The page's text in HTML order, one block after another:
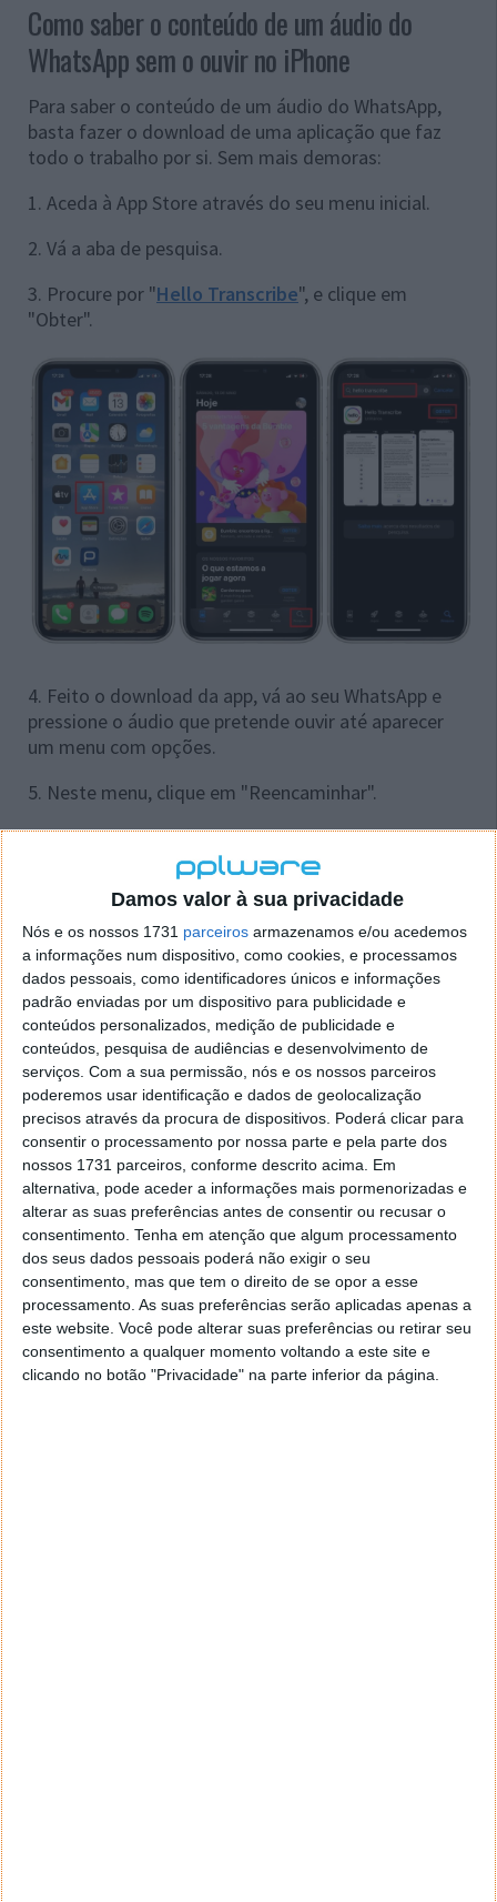
Damos valor à sua privacidade
Nós e os nossos 1731 parceiros armazenamos e/ou acedemos
a informações num dispositivo, como cookies, e processamos
dados pessoais, como identificadores únicos e informações
padrão enviadas por um dispositivo para publicidade e
conteúdos personalizados, medição de publicidade e
conteúdos, pesquisa de audiências e desenvolvimento de
serviços. Com a sua permissão, nós e os nossos parceiros
poderemos usar identificação e dados de geolocalização
precisos através da procura de dispositivos. Poderá clicar para
consentir o processamento por nossa parte e pela parte dos
nossos 1731 parceiros, conforme descrito acima. Em
alternativa, pode aceder a informações mais pormenorizadas e
alterar as suas preferências antes de consentir ou recusar o
consentimento. Tenha em atenção que algum processamento
dos seus dados pessoais poderá não exigir o seu
consentimento, mas que tem o direito de se opor a esse
processamento. As suas preferências serão aplicadas apenas a
este website. Você pode alterar suas preferências ou retirar seu
consentimento a qualquer momento voltando a este site e
clicando no botão "Privacidade" na parte inferior da página.
Como saber o conteúdo de um áudio do
WhatsApp sem o ouvir no iPhone
Para saber o conteúdo de um áudio do WhatsApp,
basta fazer o download de uma aplicação que faz
todo o trabalho por si. Sem mais demoras:
1. Aceda à App Store através do seu menu inicial.
2. Vá a aba de pesquisa.
3. Procure por "Hello Transcribe", e clique em
"Obter".
4. Feito o download da app, vá ao seu WhatsApp e
pressione o áudio que pretende ouvir até aparecer
um menu com opções.
5. Neste menu, clique em "Reencaminhar".
6. Agora, clique no ícone de Partilhar.
7. Caso não apareça logo a aplicação, arraste para o
lado e clique em "Mais".
8. Agora, arraste para baixo e selecione a app "Hello
Transcribe".
Finalmente, aparecer-lhe-á o áudio do WhatsApp de
forma escrita.